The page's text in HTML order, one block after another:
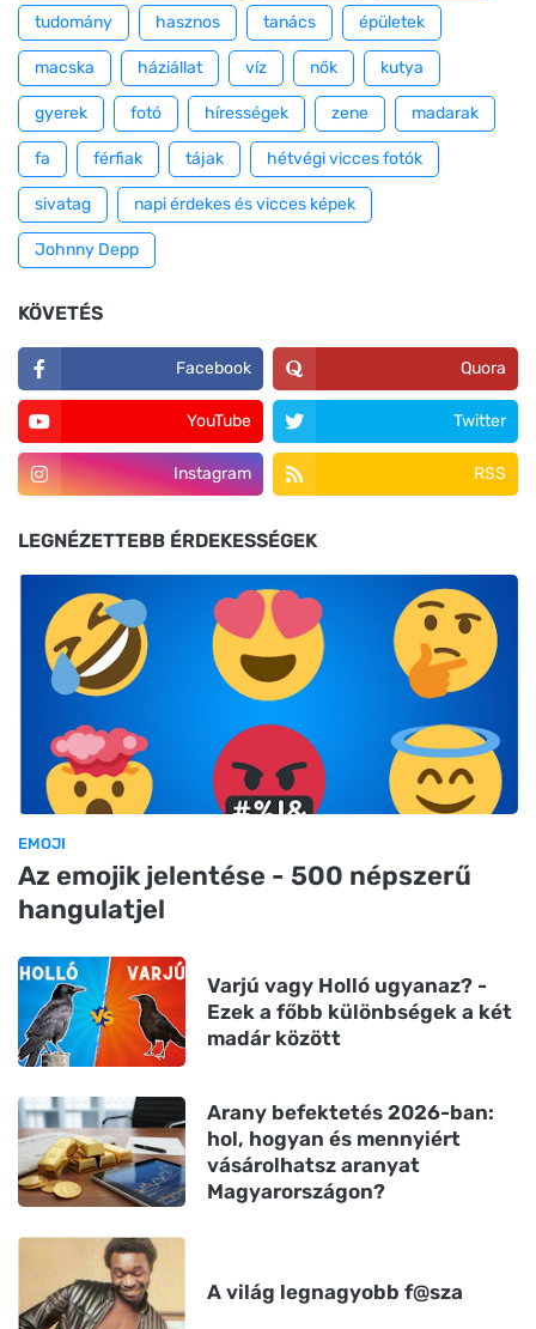
tudomány hasznos tanács épületek
macska háziállat víz nők kutya
gyerek fotó hírességek zene madarak
fa férfiak tájak hétvégi vicces fotók
sivatag napi érdekes és vicces képek
Johnny Depp
KÖVETÉS
Facebook Quora
YouTube Twitter
Instagram RSS
LEGNÉZETTEBB ÉRDEKESSÉGEK
EMOJI
Az emojik jelentése - 500 népszerű
hangulatjel
Varjú vagy Holló ugyanaz? -
Ezek a főbb különbségek a két
madár között
Arany befektetés 2026-ban:
hol, hogyan és mennyiért
vásárolhatsz aranyat
Magyarországon?
A világ legnagyobb f@sza